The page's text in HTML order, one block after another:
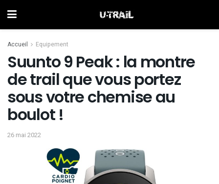
Accueil Equipement
Suunto 9 Peak : la montre
de trail que vous portez
sous votre chemise au
boulot !
26 mai 2022